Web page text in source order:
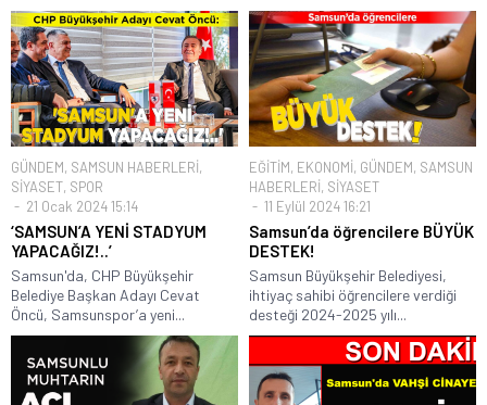
GÜNDEM, SAMSUN HABERLERİ,
SİYASET, SPOR
21 Ocak 2024 15:14
‘SAMSUN’A YENİ STADYUM
YAPACAĞIZ!..’
Samsun'da, CHP Büyükşehir
Belediye Başkan Adayı Cevat
Öncü, Samsunspor’a yeni...
EĞİTİM, EKONOMİ, GÜNDEM, SAMSUN
HABERLERİ, SİYASET
11 Eylül 2024 16:21
Samsun’da öğrencilere BÜYÜK
DESTEK!
Samsun Büyükşehir Belediyesi,
ihtiyaç sahibi öğrencilere verdiği
desteği 2024-2025 yılı...